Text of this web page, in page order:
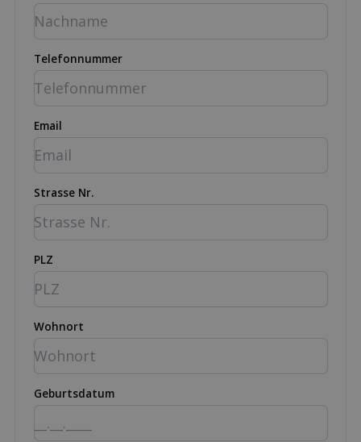
Telefonnummer
Email
Strasse Nr.
PLZ
Wohnort
Geburtsdatum